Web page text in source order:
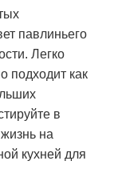
павлиньего
Легко
подходит как
в
на
кухней для